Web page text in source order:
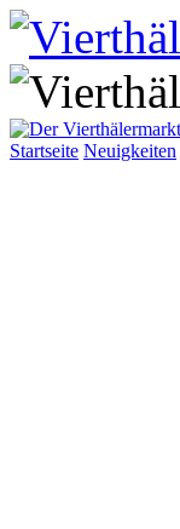
Startseite Neuigkeiten